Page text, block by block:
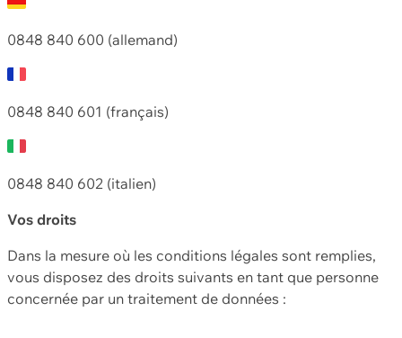
0848 840 600 (allemand)
0848 840 601 (français)
0848 840 602 (italien)
Vos droits
Dans la mesure où les conditions légales sont remplies,
vous disposez des droits suivants en tant que personne
concernée par un traitement de données :